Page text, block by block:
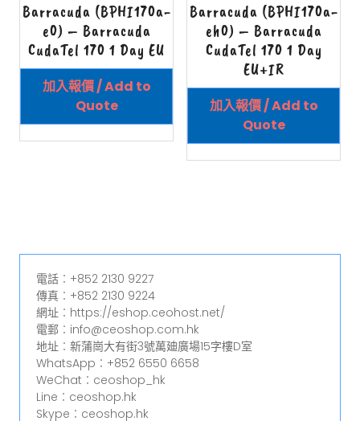
Barracuda (BPHI170a-
e0) – Barracuda
CudaTel 170 1 Day EU
加入報價 / Add to
Quote
Barracuda (BPHI170a-
eh0) – Barracuda
CudaTel 170 1 Day
EU+IR
加入報價 / Add to
Quote
電話︰+852 2130 9227
傳真︰+852 2130 9224
網址︰https://eshop.ceohost.net/
電郵︰info@ceoshop.com.hk
地址︰新蒲崗大有街3號萬廸廣場15字樓D室
WhatsApp︰+852 6550 6658
WeChat︰ceoshop_hk
Line︰ceoshop.hk
Skype︰ceoshop.hk